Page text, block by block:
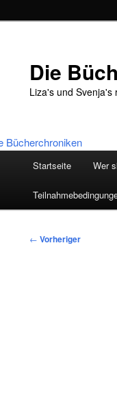
Die
Liza's und Svenja's
Startseite Wer
Beitragsnavigation
← Vorheriger